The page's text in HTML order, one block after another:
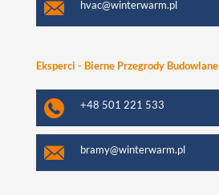
hvac@winterwarm.pl
Eksperci - Bierne Przegrody Budowlane
+48 501 221 533
bramy@winterwarm.pl